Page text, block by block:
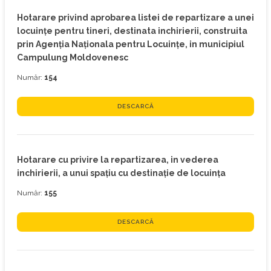
Hotarare privind aprobarea listei de repartizare a unei
locuinţe pentru tineri, destinata inchirierii, construita
prin Agenţia Naţionala pentru Locuinţe, in municipiul
Campulung Moldovenesc
Număr: 154
DESCARCĂ
Hotarare cu privire la repartizarea, in vederea
inchirierii, a unui spaţiu cu destinaţie de locuinţa
Număr: 155
DESCARCĂ